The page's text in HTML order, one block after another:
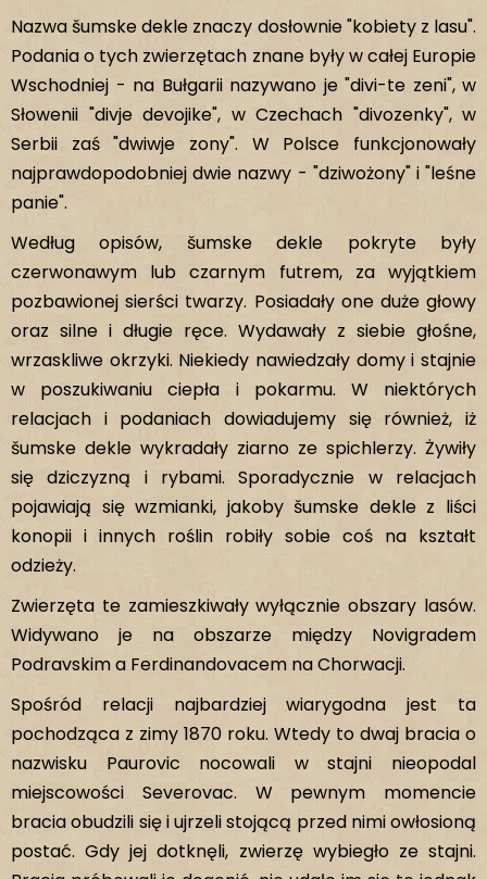
Nazwa šumske dekle znaczy dosłownie "kobiety z lasu".
Podania o tych zwierzętach znane były w całej Europie
Wschodniej - na Bułgarii nazywano je "divi-te zeni", w
Słowenii "divje devojike", w Czechach "divozenky", w
Serbii zaś "dwiwje zony". W Polsce funkcjonowały
najprawdopodobniej dwie nazwy - "dziwożony" i "leśne
panie".
Według opisów, šumske dekle pokryte były
czerwonawym lub czarnym futrem, za wyjątkiem
pozbawionej sierści twarzy. Posiadały one duże głowy
oraz silne i długie ręce. Wydawały z siebie głośne,
wrzaskliwe okrzyki. Niekiedy nawiedzały domy i stajnie
w poszukiwaniu ciepła i pokarmu. W niektórych
relacjach i podaniach dowiadujemy się również, iż
šumske dekle wykradały ziarno ze spichlerzy. Żywiły
się dziczyzną i rybami. Sporadycznie w relacjach
pojawiają się wzmianki, jakoby šumske dekle z liści
konopii i innych roślin robiły sobie coś na kształt
odzieży.
Zwierzęta te zamieszkiwały wyłącznie obszary lasów.
Widywano je na obszarze między Novigradem
Podravskim a Ferdinandovacem na Chorwacji.
Spośród relacji najbardziej wiarygodna jest ta
pochodząca z zimy 1870 roku. Wtedy to dwaj bracia o
nazwisku Paurovic nocowali w stajni nieopodal
miejscowości Severovac. W pewnym momencie
bracia obudzili się i ujrzeli stojącą przed nimi owłosioną
postać. Gdy jej dotknęli, zwierzę wybiegło ze stajni.